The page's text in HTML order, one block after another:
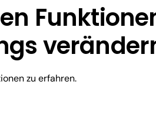
zu erfahren.